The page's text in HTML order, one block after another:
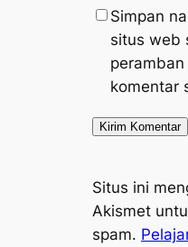
Simpan
situs web
komentar
Situs ini
Akismet
spam.